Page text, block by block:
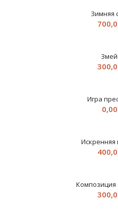
Зимняя
Игра
0,00
Искренняя
Композиция